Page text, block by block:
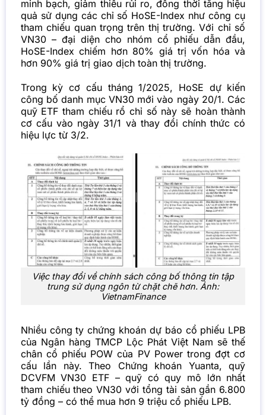
minh bạch, giảm thiểu rủi ro, đồng thời tăng hiệu
quả sử dụng các chỉ số HoSE-Index như công cụ
tham chiếu quan trọng trên thị trường. Với chỉ số
VN30 – đại diện cho nhóm cổ phiếu dẫn đầu,
HoSE-Index chiếm hơn 80% giá trị vốn hóa và
hơn 90% giá trị giao dịch toàn thị trường.
Trong kỳ cơ cấu tháng 1/2025, HoSE dự kiến
công bố danh mục VN30 mới vào ngày 20/1. Các
quỹ ETF tham chiếu rổ chỉ số này sẽ hoàn thành
cơ cấu vào ngày 31/1 và thay đổi chính thức có
hiệu lực từ 3/2.
Việc thay đổi về chính sách công bố thông tin tập
trung sử dụng ngôn từ chặt chẽ hơn. Ảnh:
VietnamFinance
Nhiều công ty chứng khoán dự báo cổ phiếu LPB
của Ngân hàng TMCP Lộc Phát Việt Nam sẽ thế
chân cổ phiếu POW của PV Power trong đợt cơ
cấu lần này. Theo Chứng khoán Yuanta, quỹ
DCVFM VN30 ETF – quỹ có quy mô lớn nhất
tham chiếu theo VN30 với tổng tài sản gần 6.800
tỷ đồng – có thể mua hơn 9 triệu cổ phiếu LPB.